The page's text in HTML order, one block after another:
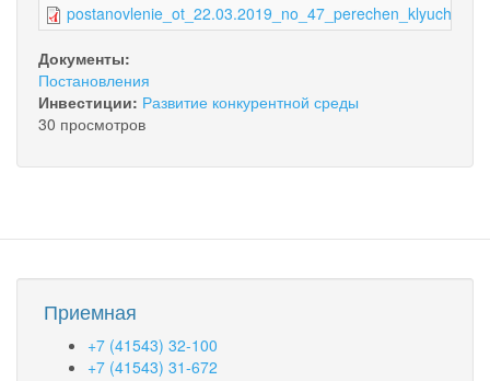
Документы:
Постановления
Инвестиции: Развитие конкурентной среды
30 просмотров
Приемная
+7 (41543) 32-100
+7 (41543) 31-672